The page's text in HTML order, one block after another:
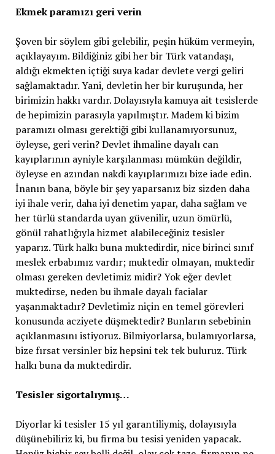
Ekmek paramızı geri verin
Şoven bir söylem gibi gelebilir, peşin hüküm vermeyin,
açıklayayım. Bildiğiniz gibi her bir Türk vatandaşı,
aldığı ekmekten içtiği suya kadar devlete vergi geliri
sağlamaktadır. Yani, devletin her bir kuruşunda, her
birimizin hakkı vardır. Dolayısıyla kamuya ait tesislerde
de hepimizin parasıyla yapılmıştır. Madem ki bizim
paramızı olması gerektiği gibi kullanamıyorsunuz,
öyleyse, geri verin? Devlet ihmaline dayalı can
kayıplarının ayniyle karşılanması mümkün değildir,
öyleyse en azından nakdi kayıplarımızı bize iade edin.
İnanın bana, böyle bir şey yaparsanız biz sizden daha
iyi ihale verir, daha iyi denetim yapar, daha sağlam ve
her türlü standarda uyan güvenilir, uzun ömürlü,
gönül rahatlığıyla hizmet alabileceğiniz tesisler
yaparız. Türk halkı buna muktedirdir, nice birinci sınıf
meslek erbabımız vardır; muktedir olmayan, muktedir
olması gereken devletimiz midir? Yok eğer devlet
muktedirse, neden bu ihmale dayalı facialar
yaşanmaktadır? Devletimiz niçin en temel görevleri
konusunda acziyete düşmektedir? Bunların sebebinin
açıklanmasını istiyoruz. Bilmiyorlarsa, bulamıyorlarsa,
bize fırsat versinler biz hepsini tek tek buluruz. Türk
halkı buna da muktedirdir.
Tesisler sigortalıymış…
Diyorlar ki tesisler 15 yıl garantiliymiş, dolayısıyla
düşünebiliriz ki, bu firma bu tesisi yeniden yapacak.